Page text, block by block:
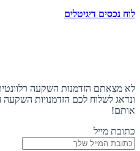
לוח נכסים דיגיטלים
לא מצאתם הזדמנות השקעה
ונדאג לשלוח לכם הזדמנויות
אותם!
כתובת מייל